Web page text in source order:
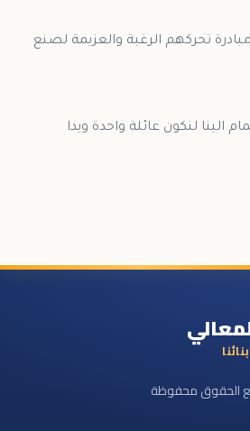
تحركهم الرغبة والعزيمة لصنع
الينا لنكون عائلة واحدة ويدا
الحقوق محفوظة